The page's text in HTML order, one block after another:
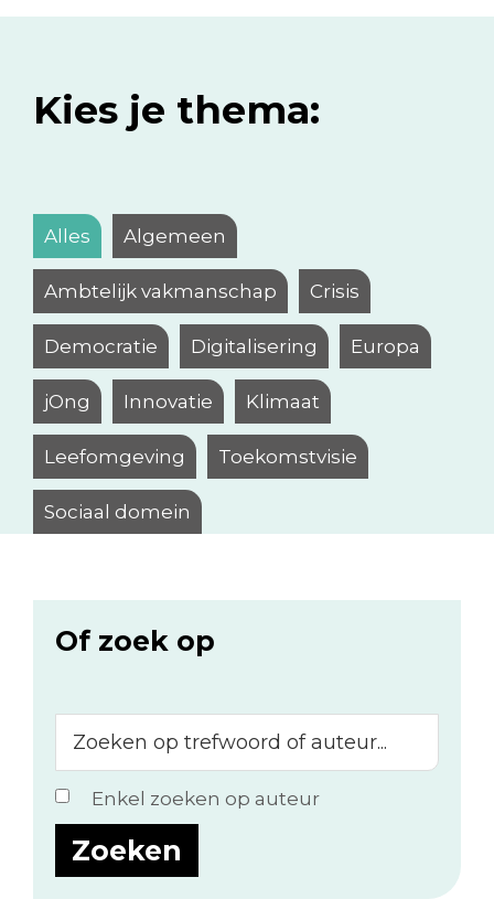
Kies je thema:
Alles Algemeen
Ambtelijk vakmanschap Crisis
Democratie Digitalisering Europa
jOng Innovatie Klimaat
Leefomgeving Toekomstvisie
Sociaal domein
Of zoek op
op
trefwoord
of
auteur...
Enkel zoeken op auteur